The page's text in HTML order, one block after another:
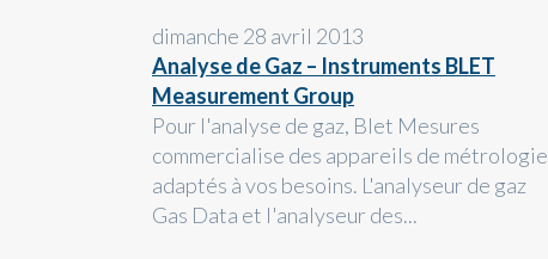
dimanche 28 avril 2013
Analyse de Gaz – Instruments BLET
Measurement Group
Pour l'analyse de gaz, Blet Mesures
commercialise des appareils de métrologie
adaptés à vos besoins. L'analyseur de gaz
Gas Data et l'analyseur des...